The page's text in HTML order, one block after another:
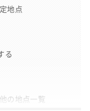
地点
る
の地点一覧